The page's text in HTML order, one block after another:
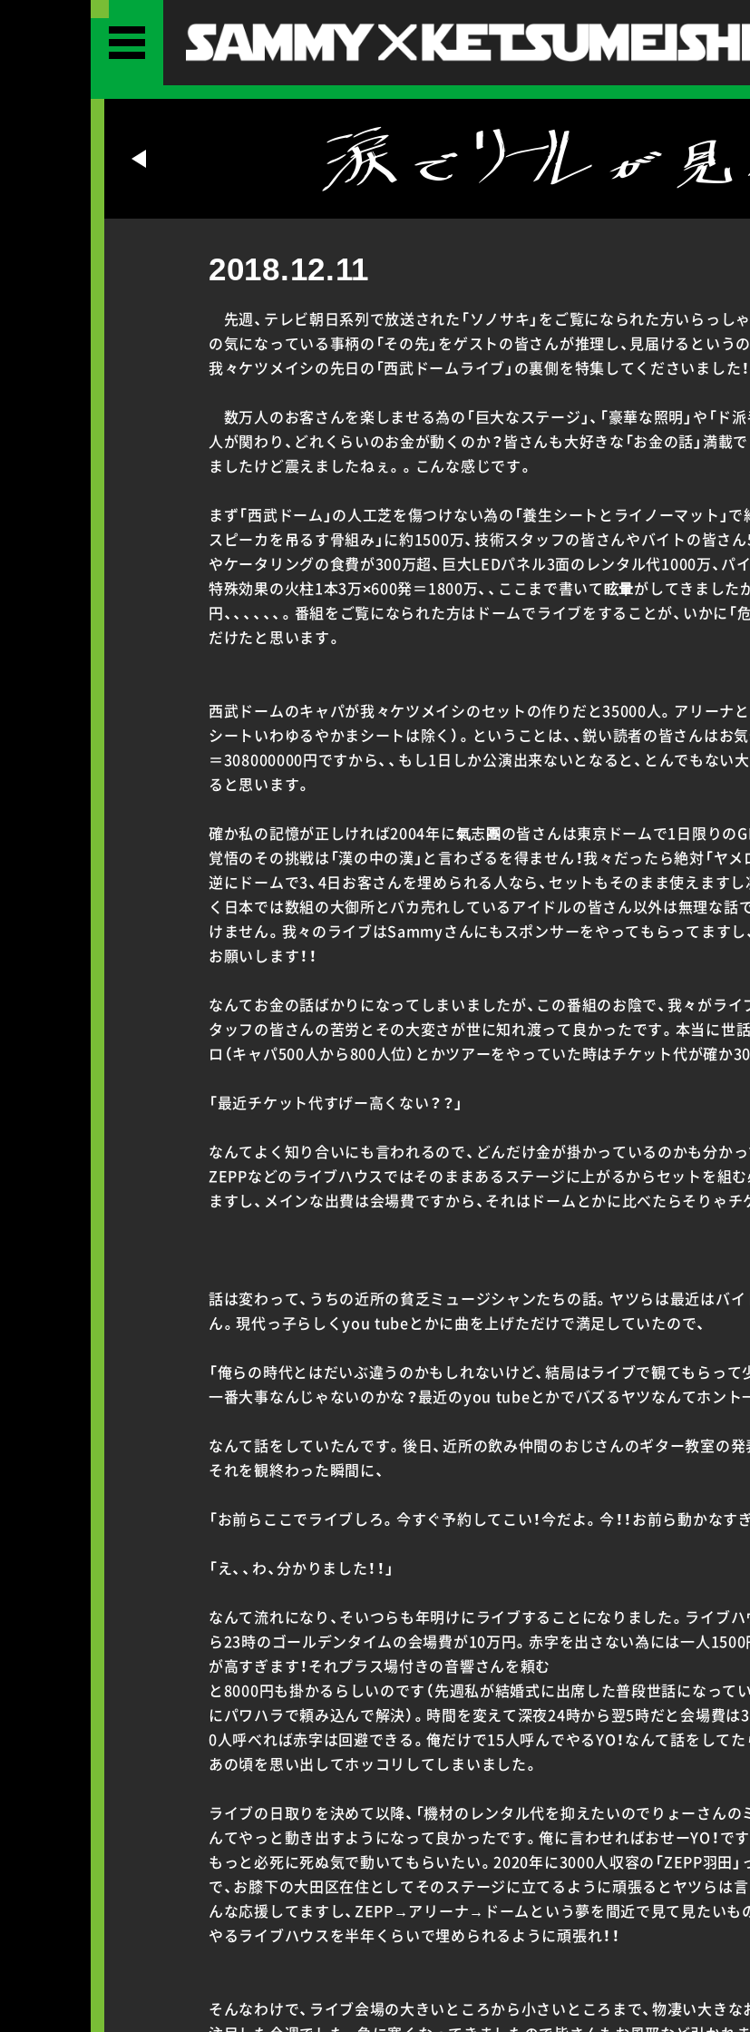
2018.12.11
先週、テレビ朝日系列で放送された「ソノサキ」をご覧になられた方いらっし
の気になっている事柄の「その先」をゲストの皆さんが推理し、見届けるという
我々ケツメイシの先日の「西武ドームライブ」の裏側を特集してくださいました！
数万人のお客さんを楽しませる為の「巨大なステージ」、「豪華な照明」や「ド
人が関わり、どれくらいのお金が動くのか？皆さんも大好きな「お金の話」満載
ましたけど震えましたねぇ。。こんな感じです。
まず「西武ドーム」の人工芝を傷つけない為の「養生シートとライノーマット」
スピーカを吊るす骨組み」に約1500万、技術スタッフの皆さんやバイトの皆さ
やケータリングの食費が300万超、巨大LEDパネル3面のレンタル代1000万、パ
特殊効果の火柱1本3万×600発＝1800万、、ここまで書いて眩暈がしてきました
円、、、、、、。番組をご覧になられた方はドームでライブをすることが、いかに
だけたと思います。
西武ドームのキャパが我々ケツメイシのセットの作りだと35000人。アリーナ
シートいわゆるやかまシートは除く）。ということは、、鋭い読者の皆さんはお
＝308000000円ですから、、もし1日しか公演出来ないとなると、とんでもない
ると思います。
確か私の記憶が正しければ2004年に氣志團の皆さんは東京ドームで1日限りの
覚悟のその挑戦は「漢の中の漢」と言わざるを得ません！我々だったら絶対「ヤメロ
逆にドームで3、4日お客さんを埋められる人なら、セットもそのまま使えます
く日本では数組の大御所とバカ売れしているアイドルの皆さん以外は無理な話
けません。我々のライブはSammyさんにもスポンサーをやってもらってますし
お願いします！！
なんてお金の話ばかりになってしまいましたが、この番組のお陰で、我々がラ
タッフの皆さんの苦労とその大変さが世に知れ渡って良かったです。本当に世
ロ（キャパ500人から800人位）とかツアーをやっていた時はチケット代が確か
「最近チケット代すげー高くない？？」
なんてよく知り合いにも言われるので、どんだけ金が掛かっているのかも分か
ZEPPなどのライブハウスではそのままあるステージに上がるからセットを組
ますし、メインな出費は会場費ですから、それはドームとかに比べたらそりゃチ
話は変わって、うちの近所の貧乏ミュージシャンたちの話。ヤツらは最近はバ
ん。現代っ子らしくyou tubeとかに曲を上げただけで満足していたので、
「俺らの時代とはだいぶ違うのかもしれないけど、結局はライブで観てもらっ
一番大事なんじゃないのかな？最近のyou tubeとかでバズるヤツなんてホント一
なんて話をしていたんです。後日、近所の飲み仲間のおじさんのギター教室の
それを観終わった瞬間に、
「お前らここでライブしろ。今すぐ予約してこい！今だよ。今！！お前ら動かなすぎ
「え、、わ、分かりました！！」
なんて流れになり、そいつらも年明けにライブすることになりました。ライブ
ら23時のゴールデンタイムの会場費が10万円。赤字を出さない為には一人
が高すぎます！それプラス場付きの音響さんを頼む
と8000円も掛かるらしいのです（先週私が結婚式に出席した普段世話になって
にパワハラで頼み込んで解決）。時間を変えて深夜24時から翌5時だと会場費は3
0人呼べれば赤字は回避できる。俺だけで15人呼んでやるYO！なんて話をして
あの頃を思い出してホッコリしてしまいました。
ライブの日取りを決めて以降、「機材のレンタル代を抑えたいのでりょーさんの
んてやっと動き出すようになって良かったです。俺に言わせればおせーYO！で
もっと必死に死ぬ気で動いてもらいたい。2020年に3000人収容の「ZEPP羽田」
で、お膝下の大田区在住としてそのステージに立てるように頑張るとヤツらは
んな応援してますし、ZEPP→アリーナ→ドームという夢を間近で見て見たいも
やるライブハウスを半年くらいで埋められるように頑張れ！！
そんなわけで、ライブ会場の大きいところから小さいところまで、物凄い大き